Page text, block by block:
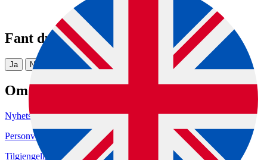
Fant du det du lette etter?
Ja Nei
Om nettstedet
Nyhetsbrev
Personvern og informasjonskapsler
Tilgjengelighetserklæring (uustatus.no)